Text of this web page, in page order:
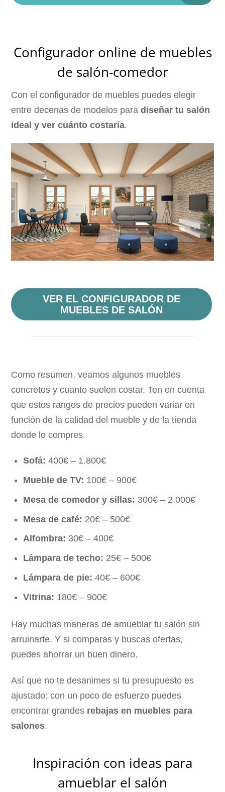
Configurador online de muebles
de salón-comedor
Con el configurador de muebles puedes elegir
entre decenas de modelos paradiseñar tu salón
ideal y ver cuánto costaría.
VER EL CONFIGURADOR DE
MUEBLES DE SALÓN
Como resumen, veamos algunos muebles
concretos y cuanto suelen costar. Ten en cuenta
que estos rangos de precios pueden variar en
función de la calidad del mueble y de la tienda
donde lo compres.
Sofá: 400€ – 1.800€
Mueble de TV: 100€ – 900€
Mesa de comedor y sillas: 300€ – 2.000€
Mesa de café: 20€ – 500€
Alfombra: 30€ – 400€
Lámpara de techo: 25€ – 500€
Lámpara de pie: 40€ – 600€
Vitrina: 180€ – 900€
Hay muchas maneras de amueblar tu salón sin
arruinarte. Y si comparas y buscas ofertas,
puedes ahorrar un buen dinero.
Así que no te desanimes si tu presupuesto es
ajustado: con un poco de esfuerzo puedes
encontrar grandes rebajas en muebles para
salones.
Inspiración con ideas para
amueblar el salón